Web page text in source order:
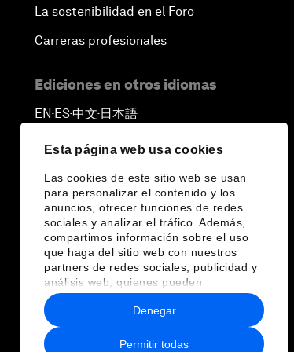
Esta página web usa cookies
Las cookies de este sitio web se usan
para personalizar el contenido y los
anuncios, ofrecer funciones de redes
sociales y analizar el tráfico. Además,
compartimos información sobre el uso
que haga del sitio web con nuestros
partners de redes sociales, publicidad y
análisis web, quienes pueden
combinarla con otra información que les
haya proporcionado o que hayan
recopilado a partir del uso que haya
hecho de sus servicios.
Permitir todas
Denegar
La sostenibilidad en el Foro
Carreras profesionales
Ediciones en otros idiomas
EN ▪ ES▪中文▪ 日本語